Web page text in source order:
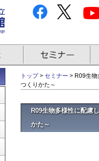
トップ> セミナー > R09生物
つくりかた～
R09生物多様性に配慮
かた～